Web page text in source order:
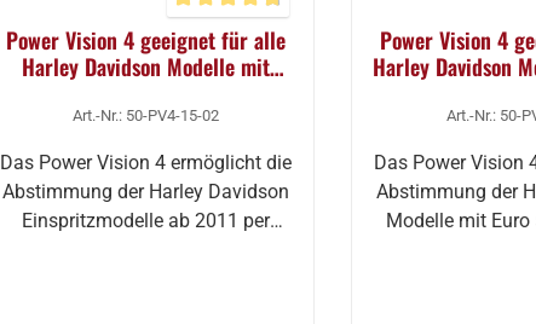
Durchschnittliche Bewertung von 4.67 von
Power Vision 4 geeignet für alle
Harley Davidson Modelle mit
Art.-Nr.: 50-PV4-15-02
Das Power Vision 4 ermöglicht die
Abstimmung der Harley Davidson
Einspritzmodelle ab 2011 per
Power Vision 4
Harley Davidson
Art.-Nr.: 50-
Das Power Vision
Abstimmung der
Modelle mit